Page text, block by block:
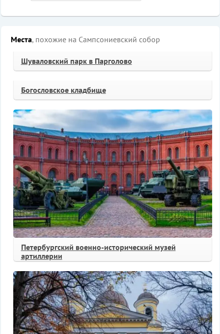
Места, похожие на Сампсониевский собор
Шуваловский парк в Парголово
Богословское кладбище
Петербургский военно-исторический музей
артиллерии